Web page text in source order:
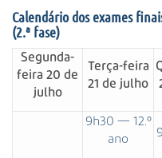
Calendário dos exames
(2.ª fase)
Segunda-
feira 20 de
julho
Terça-feira
21 de julho
9h30 — 12.º
ano